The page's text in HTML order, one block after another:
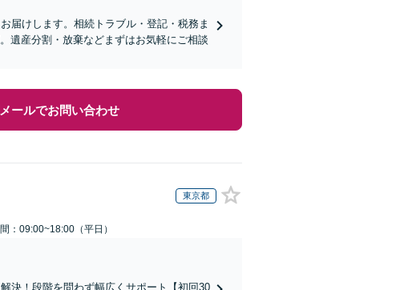
届けします。相続トラブル・登記・税務ま
遺産分割・放棄などまずはお気軽にご相談
メールでお問い合わせ
東京都
：09:00~18:00（平日）
決！段階を問わず幅広くサポート【初回30